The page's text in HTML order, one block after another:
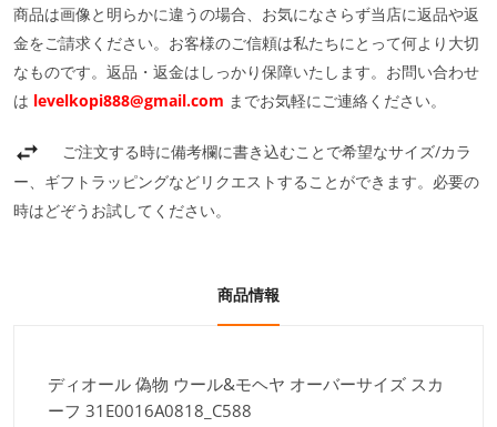
商品は画像と明らかに違うの場合、お気になさらず当店に返品や返
金をご請求ください。お客様のご信頼は私たちにとって何より大切
なものです。返品・返金はしっかり保障いたします。お問い合わせ
は levelkopi888@gmail.com までお気軽にご連絡ください。
ご注文する時に備考欄に書き込むことで希望なサイズ/カラ
ー、ギフトラッピングなどリクエストすることができます。必要の
時はどぞうお試してください。
商品情報
ディオール 偽物 ウール&モヘヤ オーバーサイズ スカ
ーフ 31E0016A0818_C588